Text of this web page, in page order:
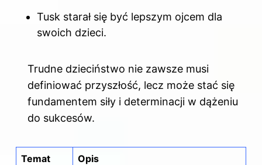
Tusk starał się być lepszym ojcem dla
swoich dzieci.
Trudne dzieciństwo nie zawsze musi
definiować przyszłość, lecz może stać się
fundamentem siły i determinacji w dążeniu
do sukcesów.
Temat
Opis